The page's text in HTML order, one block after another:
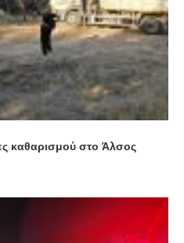
καθαρισμού στο Άλσος